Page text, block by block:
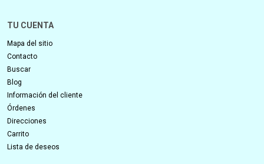
TU CUENTA
Mapa del sitio
Contacto
Buscar
Blog
Información del cliente
Órdenes
Direcciones
Carrito
Lista de deseos